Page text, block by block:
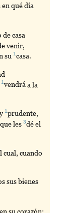
en qué día
de casa
venir,
su1casa.
1vendráa la
1prudente,
les3déel
cual, cuando
sus bienes
su corazón: